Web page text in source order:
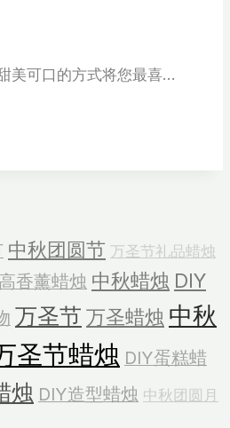
美可口的方式将您最喜…
中秋团圆节 万圣节礼品蜡烛
香薰蜡烛 中秋蜡烛 DIY
万圣节 万圣蜡烛 中秋
圣节蜡烛 DIY蛋糕蜡
烛 DIY造型蜡烛 中秋团圆月